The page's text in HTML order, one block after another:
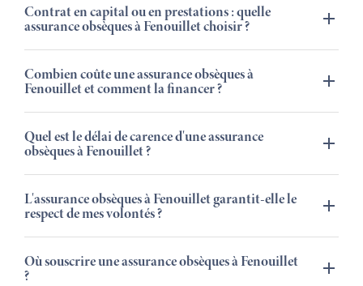
Contrat en capital ou en prestations : quelle
assurance obsèques à Fenouillet choisir ?
Combien coûte une assurance obsèques à
Fenouillet et comment la financer ?
Quel est le délai de carence d'une assurance
obsèques à Fenouillet ?
L'assurance obsèques à Fenouillet garantit-elle le
respect de mes volontés ?
Où souscrire une assurance obsèques à Fenouillet
?